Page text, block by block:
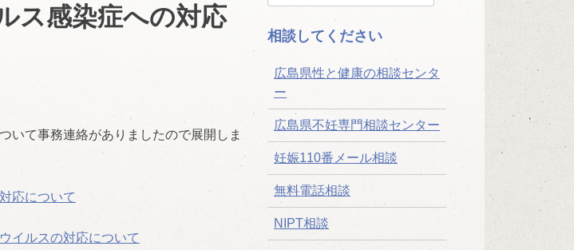
ス感染症への対応
いて事務連絡がありましたので展開しま
応について
イルスの対応について
索:
相談してください
広島県性と健康の相談センタ
ー
広島県不妊専門相談センター
妊娠110番メール相談
無料電話相談
NIPT相談